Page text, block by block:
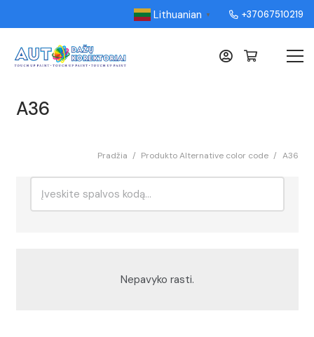
Lithuanian ▼ +37067510219
A36
Pradžia / Produkto Alternative color code / A36
Nepavyko rasti.